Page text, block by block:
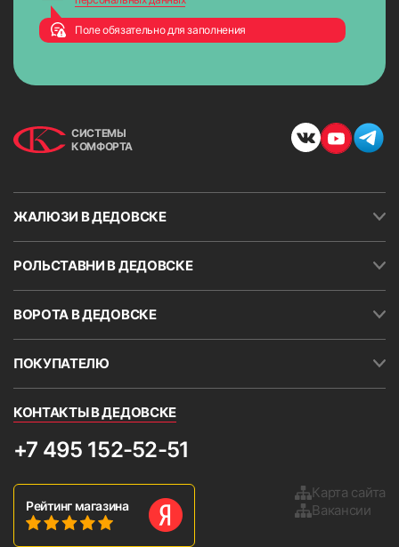
проводится постоянный контроль качества выполненных
работ.
Поле обязательно для заполнения
СИСТЕМЫ
КОМФОРТА
ЖАЛЮЗИ В ДЕДОВСКЕ
РОЛЬСТАВНИ В ДЕДОВСКЕ
ВОРОТА В ДЕДОВСКЕ
ПОКУПАТЕЛЮ
КОНТАКТЫ В ДЕДОВСКЕ
+7 495 152-52-51
Рейтинг магазина
Карта сайта
Вакансии